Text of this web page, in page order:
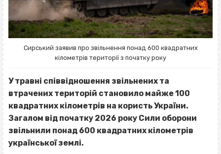
Сирський заявив про звільнення понад 600 квадратних
кілометрів території з початку року
У травні співвідношення звільнених та
втрачених територій становило майже 100
квадратних кілометрів на користь України.
Загалом від початку 2026 року Сили оборони
звільнили понад 600 квадратних кілометрів
української землі.